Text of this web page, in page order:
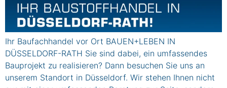
Ihr Baufachhandel vor Ort BAUEN+LEBEN IN
DÜSSELDORF-RATH Sie sind dabei, ein umfassendes
Bauprojekt zu realisieren? Dann besuchen Sie uns an
unserem Standort in Düsseldorf. Wir stehen Ihnen nicht